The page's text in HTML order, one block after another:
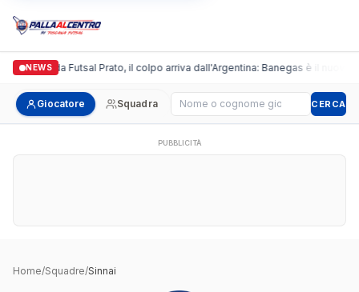
NEWS
Italgronda Futsal Prato, il colpo arriva dall'Argentina: Banegas è il nuovo
Giocatore Squadra Cerca giocatore CERCA
PUBBLICITÀ
Home/Squadre/Sinnai